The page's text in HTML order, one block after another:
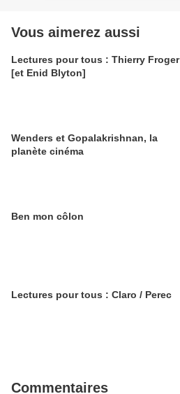
Vous aimerez aussi
Lectures pour tous : Thierry Froger
[et Enid Blyton]
Wenders et Gopalakrishnan, la
planète cinéma
Ben mon côlon
Lectures pour tous : Claro / Perec
Commentaires